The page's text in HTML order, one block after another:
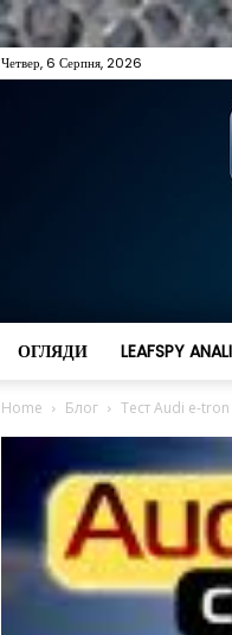
Четвер, 6 Серпня, 2026
ОГЛЯДИ LEAFSPY
Home Блог Тест Audi e-tron